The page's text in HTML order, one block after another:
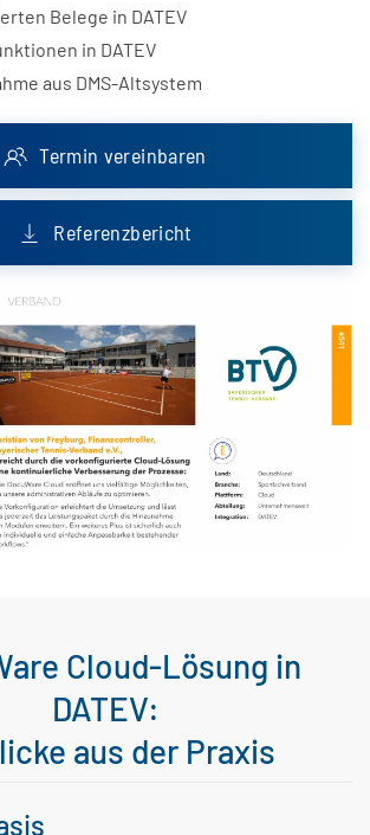
Belege in DATEV
in DATEV
aus DMS-Altsystem
Termin vereinbaren
Referenzbericht
Cloud-Lösung in
DATEV:
aus der Praxis